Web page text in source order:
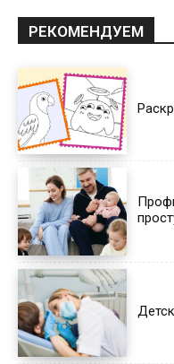
РЕКОМЕНДУЕМ